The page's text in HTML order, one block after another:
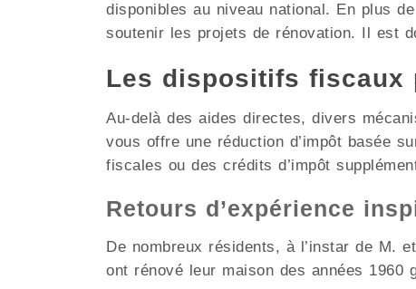
disponibles au niveau national. En plus
soutenir les projets de rénovation. Il est
Les dispositifs fiscaux
Au-delà des aides directes, divers
vous offre une réduction d’impôt basée
fiscales ou des crédits d’impôt
Retours d’expérience
De nombreux résidents, à l’instar de M.
ont rénové leur maison des années 1960